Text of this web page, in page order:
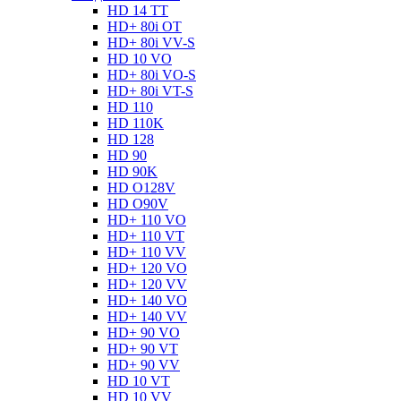
HD 14 TT
HD+ 80i OT
HD+ 80i VV-S
HD 10 VO
HD+ 80i VO-S
HD+ 80i VT-S
HD 110
HD 110K
HD 128
HD 90
HD 90K
HD O128V
HD O90V
HD+ 110 VO
HD+ 110 VT
HD+ 110 VV
HD+ 120 VO
HD+ 120 VV
HD+ 140 VO
HD+ 140 VV
HD+ 90 VO
HD+ 90 VT
HD+ 90 VV
HD 10 VT
HD 10 VV